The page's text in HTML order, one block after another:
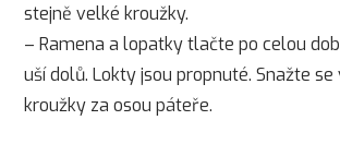
stejně velké kroužky.
– Ramena a lopatky tlačte po celou
uší dolů. Lokty jsou propnuté. Snažte
kroužky za osou páteře.